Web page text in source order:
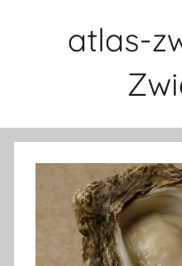
atlas-